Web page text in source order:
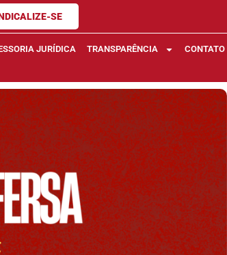
SE
JURÍDICA TRANSPARÊNCIA CONTATO